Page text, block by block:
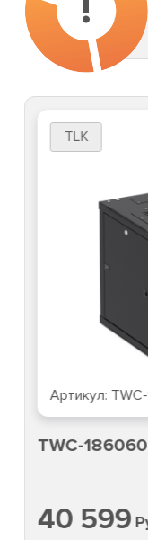
!
TLK
Артикул:
TWC-
40 599